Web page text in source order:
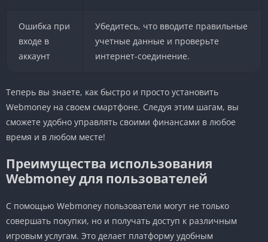
Ошибка при
входе в
аккаунт
Убедитесь, что вводите правильные
учетные данные и проверьте
интернет-соединение.
Теперь вы знаете, как быстро и просто установить
Webmoney на своем смартфоне. Следуя этим шагам, вы
сможете удобно управлять своими финансами в любое
время и в любом месте!
Преимущества использования
Webmoney для пользователей
С помощью Webmoney пользователи могут не только
совершать покупки, но и получать доступ к различным
игровым услугам. Это делает платформу удобным